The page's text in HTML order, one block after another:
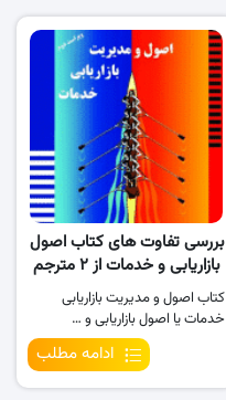
بررسی تفاوت های کتاب اصول
بازاریابی و خدمات از ۲ مترجم
کتاب اصول و مدیریت بازاریابی
خدمات یا اصول بازاریابی و …
ادامه مطلب